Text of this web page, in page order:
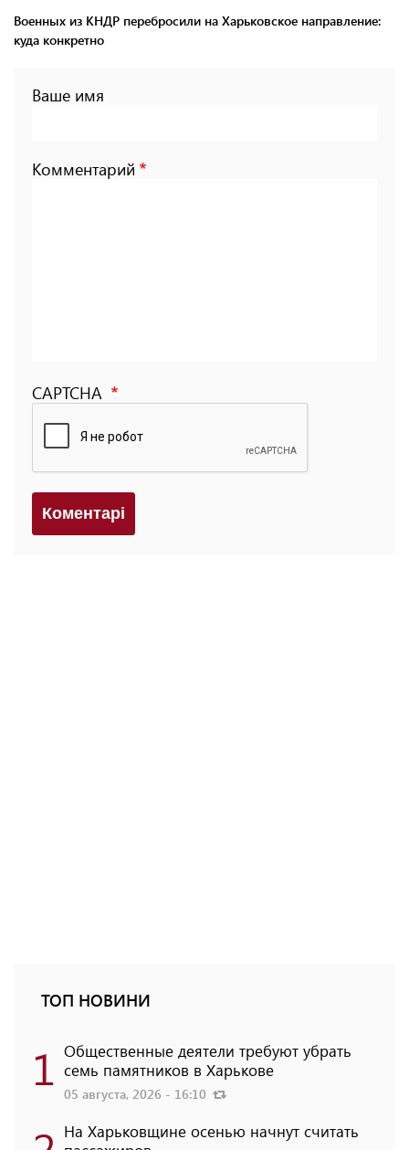
Военных из КНДР перебросили на Харьковское направление:
куда конкретно
Ваше имя
Комментарий
CAPTCHA
Коментарi
ТОП НОВИНИ
1 Общественные деятели требуют убрать
семь памятников в Харькове
05 августа, 2026 - 16:10
На Харьковщине осенью начнут считать